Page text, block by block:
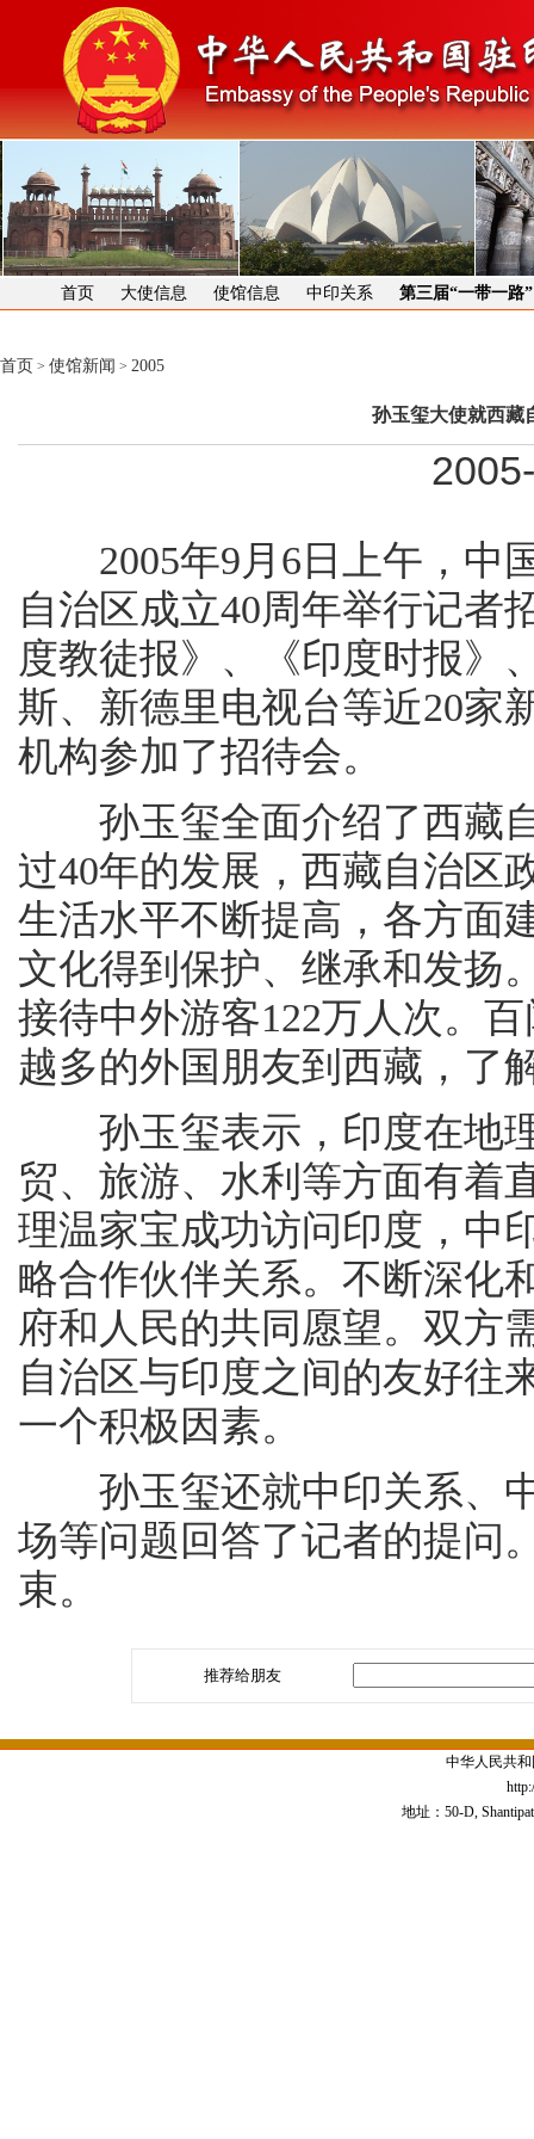
首页 大使信息 使馆信息 中印关系 第三届“一带一路
首页 > 使馆新闻 > 2005
孙玉玺大使就西藏
2005年9月6日上午，中
自治区成立40周年举行记者
度教徒报》、《印度时报》
斯、新德里电视台等近20家
机构参加了招待会。
孙玉玺全面介绍了西藏自
过40年的发展，西藏自治区
生活水平不断提高，各方面
文化得到保护、继承和发扬
接待中外游客122万人次。
越多的外国朋友到西藏，了
孙玉玺表示，印度在地理
贸、旅游、水利等方面有着
理温家宝成功访问印度，中
略合作伙伴关系。不断深化
府和人民的共同愿望。双方
自治区与印度之间的友好往
一个积极因素。
孙玉玺还就中印关系、中
场等问题回答了记者的提问
束。
推荐给朋友
中华人民共
地址：50-D,